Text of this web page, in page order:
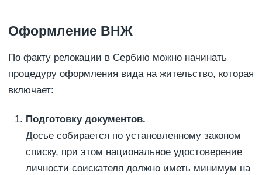
Оформление ВНЖ
По факту релокации в Сербию можно начинать
процедуру оформления вида на жительство, которая
включает:
Подготовку документов.
Досье собирается по установленному законом
списку, при этом национальное удостоверение
личности соискателя должно иметь минимум на